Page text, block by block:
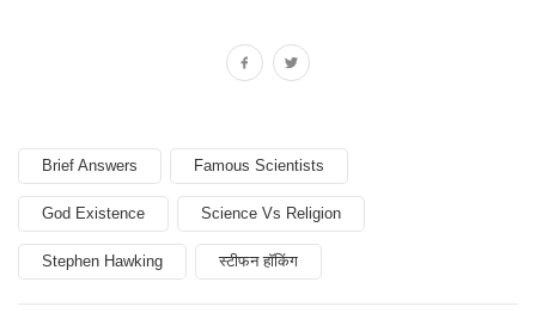
Brief Answers Famous Scientists
God Existence Science Vs Religion
Stephen Hawking स्टीफन हॉकिंग